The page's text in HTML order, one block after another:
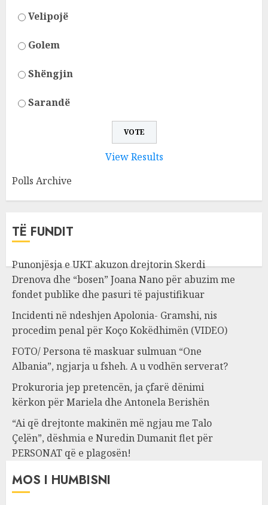
Velipojë
Golem
Shëngjin
Sarandë
View Results
Polls Archive
TË FUNDIT
Punonjësja e UKT akuzon drejtorin Skerdi
Drenova dhe “bosen” Joana Nano për abuzim me
fondet publike dhe pasuri të pajustifikuar
Incidenti në ndeshjen Apolonia- Gramshi, nis
procedim penal për Koço Kokëdhimën (VIDEO)
FOTO/ Persona të maskuar sulmuan “One
Albania”, ngjarja u fsheh. A u vodhën serverat?
Prokuroria jep pretencën, ja çfarë dënimi
kërkon për Mariela dhe Antonela Berishën
“Ai që drejtonte makinën më ngjau me Talo
Çelën”, dëshmia e Nuredin Dumanit flet për
PERSONAT që e plagosën!
MOS I HUMBISNI